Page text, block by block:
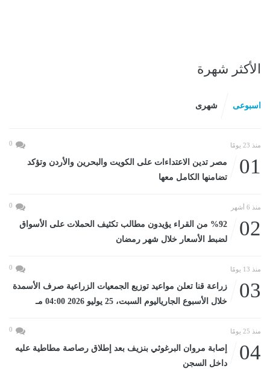
الأكثر شهرة
اسبوعى شهرى
منذ 23 يومًا 0
01
مصر تدين الاعتداءات على الكويت والبحرين والأردن وتؤكد
تضامنها الكامل معها
منذ 6 أشهر 0
02
%92 من القراء يؤيدون مطالب تكثيف الحملات على الأسواق
لضبط الأسعار خلال شهر رمضان
منذ 13 يومًا 0
03
زراعة قنا تعلن مواعيد توزيع الجمعيات الزراعية صرف الأسمدة
خلال الأسبوع الجارياليوم السبت، 25 يوليو 2026 04:00 مـ
منذ 25 يومًا 0
04
إصابة مروان البرغوثي بنزيف بعد إطلاق رصاصة مطاطية عليه
داخل السجن